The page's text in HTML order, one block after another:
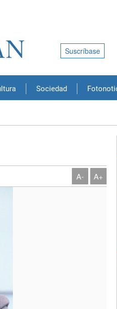
Sociedad
Suscríbase
A- A+